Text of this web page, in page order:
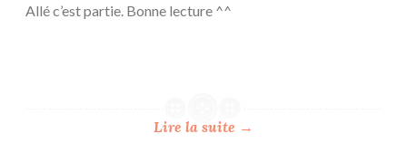
Allé c’est partie. Bonne lecture ^^
Lire la suite →